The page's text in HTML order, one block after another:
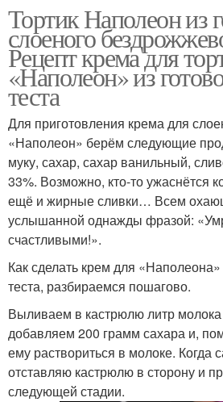
Тортик Наполеон из
слоеного
Рецепт крема для
«Наполеон» из
теста
Для приготовления крема для
«Наполеон» берём следующие
муку, сахар, сахар ванильный,
33%. Возможно, кто-то ужаснётся
ещё и жирные сливки… Всем
услышанной однажды фразой:
счастливыми!».
Как сделать крем для «Наполеона»
теста, разбираемся пошагово.
Выливаем в кастрюлю литр молока
добавляем 200 грамм сахара и,
ему раствориться в молоке. Когда
отставляю кастрюлю в сторону и
следующей стадии.